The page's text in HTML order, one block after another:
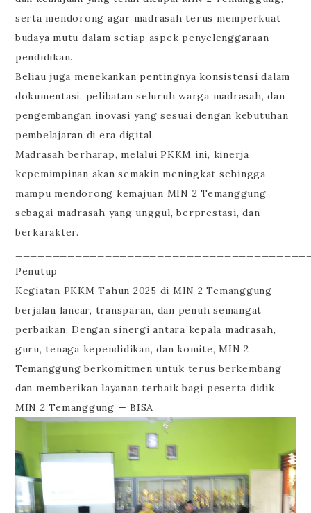
serta mendorong agar madrasah terus memperkuat
budaya mutu dalam setiap aspek penyelenggaraan
pendidikan.
Beliau juga menekankan pentingnya konsistensi dalam
dokumentasi, pelibatan seluruh warga madrasah, dan
pengembangan inovasi yang sesuai dengan kebutuhan
pembelajaran di era digital.
Madrasah berharap, melalui PKKM ini, kinerja
kepemimpinan akan semakin meningkat sehingga
mampu mendorong kemajuan MIN 2 Temanggung
sebagai madrasah yang unggul, berprestasi, dan
berkarakter.
Penutup
Kegiatan PKKM Tahun 2025 di MIN 2 Temanggung
berjalan lancar, transparan, dan penuh semangat
perbaikan. Dengan sinergi antara kepala madrasah,
guru, tenaga kependidikan, dan komite, MIN 2
Temanggung berkomitmen untuk terus berkembang
dan memberikan layanan terbaik bagi peserta didik.
MIN 2 Temanggung — BISA